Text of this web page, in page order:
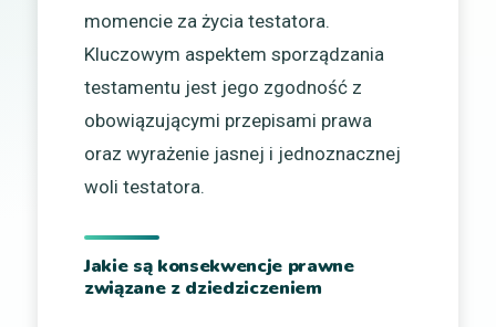
momencie za życia testatora.
Kluczowym aspektem sporządzania
testamentu jest jego zgodność z
obowiązującymi przepisami prawa
oraz wyrażenie jasnej i jednoznacznej
woli testatora.
Jakie są konsekwencje prawne
związane z dziedziczeniem